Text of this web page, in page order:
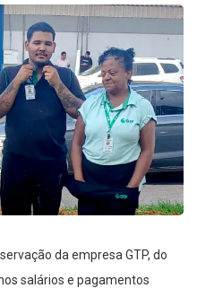
da empresa GTP, do
salários e pagamentos